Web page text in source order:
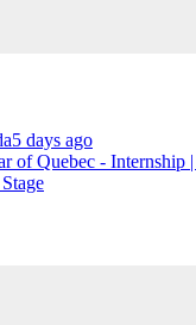
5 days ago
of Quebec - Internship